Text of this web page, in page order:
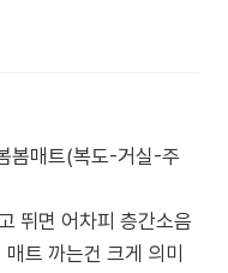
봄매트(복도-거실-주
뛰면 어차피 층간소음
트 까는건 크게 의미